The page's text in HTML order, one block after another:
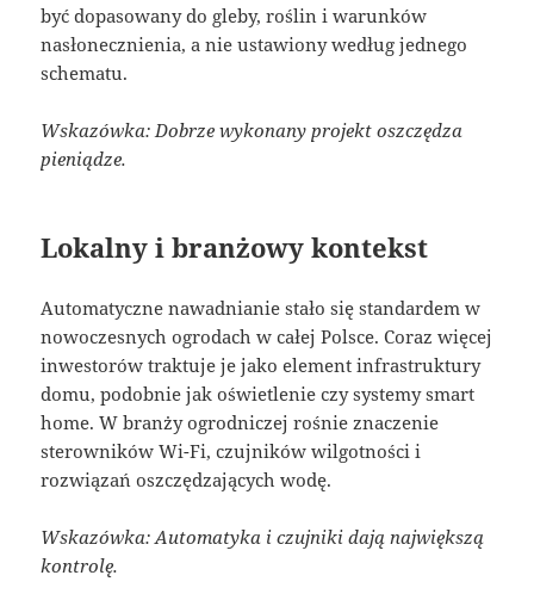
być dopasowany do gleby, roślin i warunków
nasłonecznienia, a nie ustawiony według jednego
schematu.
Wskazówka: Dobrze wykonany projekt oszczędza
pieniądze.
Lokalny i branżowy kontekst
Automatyczne nawadnianie stało się standardem w
nowoczesnych ogrodach w całej Polsce. Coraz więcej
inwestorów traktuje je jako element infrastruktury
domu, podobnie jak oświetlenie czy systemy smart
home. W branży ogrodniczej rośnie znaczenie
sterowników Wi-Fi, czujników wilgotności i
rozwiązań oszczędzających wodę.
Wskazówka: Automatyka i czujniki dają największą
kontrolę.